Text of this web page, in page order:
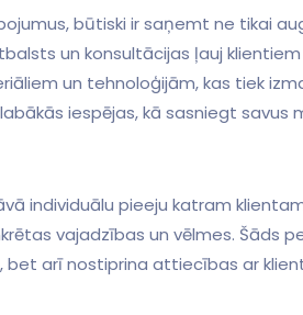
‌būtiski ⁤ir saņemt ne tikai
un konsultācijas ļauj
un tehnoloģijām, kas tiek
iespējas, kā sasniegt ⁣savus
individuālu pieeju⁣ katram
vajadzības un vēlmes. Šāds​
arī nostiprina attiecības ar